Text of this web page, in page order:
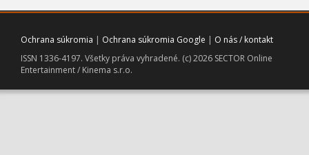
Ochrana súkromia | Ochrana súkromia Google | O nás / kontakt
ISSN 1336-4197. Všetky práva vyhradené. (c) 2026 SECTOR Online
Entertainment / Kinema s.r.o.